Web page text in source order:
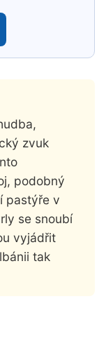
zvuk
podobný
pastýře v
se snoubí
vyjádřit
tak